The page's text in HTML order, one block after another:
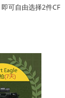
可自由选择2件CF